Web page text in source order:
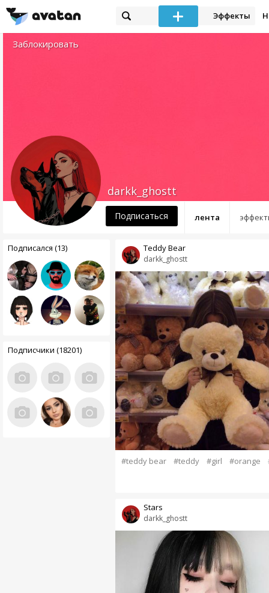
Эффекты
Заблокировать
лента
darkk_ghostt
Подписаться
Подписался (13)
Подписчики (18201)
darkk_ghostt
Teddy Bear
#teddy bear #teddy #girl #orange
darkk_ghostt
Stars